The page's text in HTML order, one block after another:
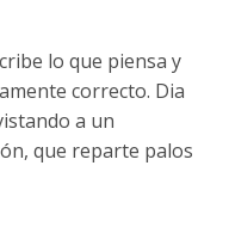
lo que piensa y
correcto. Dia
a un
que reparte palos